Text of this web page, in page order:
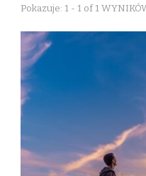
Pokazuje: 1 - 1 of 1